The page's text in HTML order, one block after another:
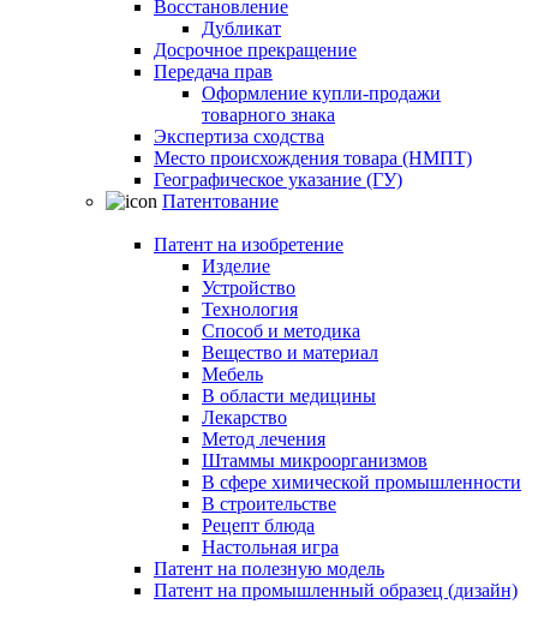
Восстановление
Дубликат
Досрочное прекращение
Передача прав
Оформление купли-продажи
товарного знака
Экспертиза сходства
Место происхождения товара (НМПТ)
Географическое указание (ГУ)
Патентование
Патент на изобретение
Изделие
Устройство
Технология
Способ и методика
Вещество и материал
Мебель
В области медицины
Лекарство
Метод лечения
Штаммы микроорганизмов
В сфере химической промышленности
В строительстве
Рецепт блюда
Настольная игра
Патент на полезную модель
Патент на промышленный образец (дизайн)